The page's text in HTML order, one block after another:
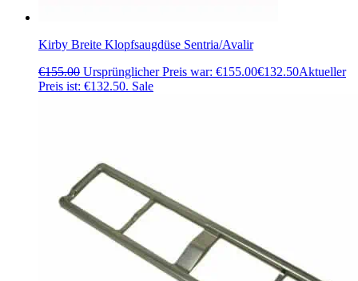
Kirby Breite Klopfsaugdüse Sentria/Avalir
€155.00 Ursprünglicher Preis war: €155.00€132.50Aktueller
Preis ist: €132.50. Sale